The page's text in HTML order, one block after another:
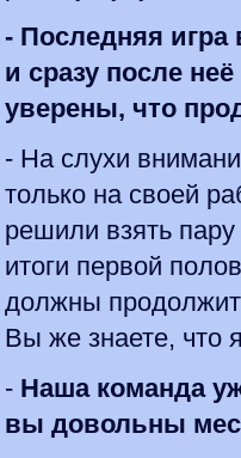
- Последняя игра
и сразу после
уверены, что
- На слухи
только на своей
решили взять пару
итоги первой
должны
Вы же знаете, что
- Наша команда
вы довольны